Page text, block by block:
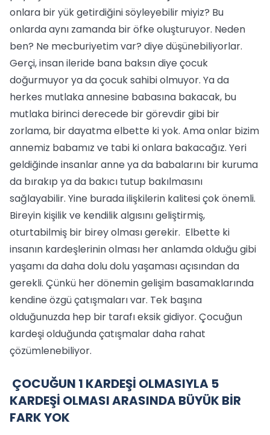
onlara bir yük getirdiğini söyleyebilir miyiz? Bu
onlarda aynı zamanda bir öfke oluşturuyor. Neden
ben? Ne mecburiyetim var? diye düşünebiliyorlar.
Gerçi, insan ileride bana baksın diye çocuk
doğurmuyor ya da çocuk sahibi olmuyor. Ya da
herkes mutlaka annesine babasına bakacak, bu
mutlaka birinci derecede bir görevdir gibi bir
zorlama, bir dayatma elbette ki yok. Ama onlar bizim
annemiz babamız ve tabi ki onlara bakacağız. Yeri
geldiğinde insanlar anne ya da babalarını bir kuruma
da bırakıp ya da bakıcı tutup bakılmasını
sağlayabilir. Yine burada ilişkilerin kalitesi çok önemli.
Bireyin kişilik ve kendilik algısını geliştirmiş,
oturtabilmiş bir birey olması gerekir. Elbette ki
insanın kardeşlerinin olması her anlamda olduğu gibi
yaşamı da daha dolu dolu yaşaması açısından da
gerekli. Çünkü her dönemin gelişim basamaklarında
kendine özgü çatışmaları var. Tek başına
olduğunuzda hep bir tarafı eksik gidiyor. Çocuğun
kardeşi olduğunda çatışmalar daha rahat
çözümlenebiliyor.
ÇOCUĞUN 1 KARDEŞİ OLMASIYLA 5
KARDEŞİ OLMASI ARASINDA BÜYÜK BİR
FARK YOK